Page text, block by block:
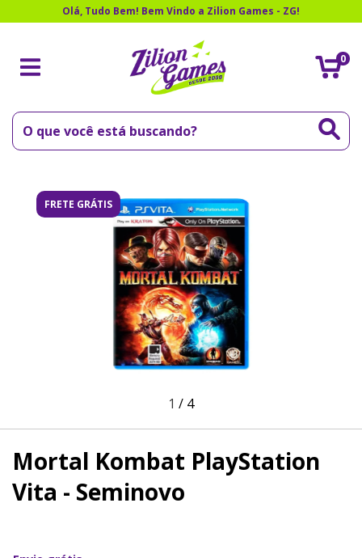
Olá, Tudo Bem! Bem Vindo a Zilion Games - ZG!
0
FRETE GRÁTIS
1 / 4
Mortal Kombat PlayStation
Vita - Seminovo